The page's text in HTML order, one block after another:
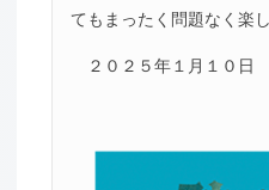
てもまったく問題なく楽し
２０２５年１月１０日